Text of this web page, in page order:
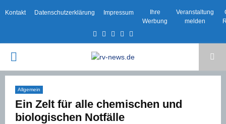
Kontakt Datenschutzerklärung Impressum
Ihre
Werbung
Veranstaltung
melden
Facebook
TwitterInstagram
Email
PRIMARY
MENU
Allgemein
Ein Zelt für alle chemischen und
biologischen Notfälle